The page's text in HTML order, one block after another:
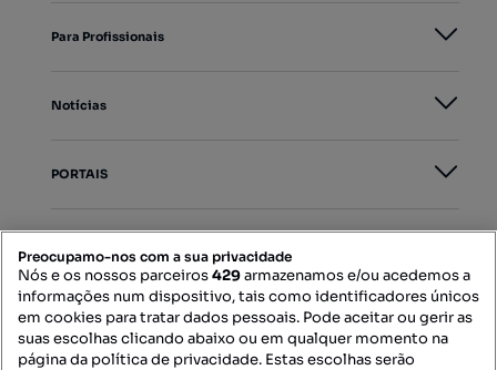
Para Profissionais
Notícias
PORTAIS
Contacte-nos
Preocupamo-nos com a sua privacidade
Nós e os nossos parceiros429armazenamos e/ou acedemos a
informações num dispositivo, tais como identificadores únicos
em cookies para tratar dados pessoais. Pode aceitar ou gerir as
suas escolhas clicando abaixo ou em qualquer momento na
página da política de privacidade. Estas escolhas serão